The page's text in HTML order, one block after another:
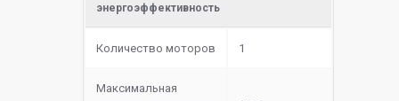
энергоэффективность
Количество моторов 1
Максимальная